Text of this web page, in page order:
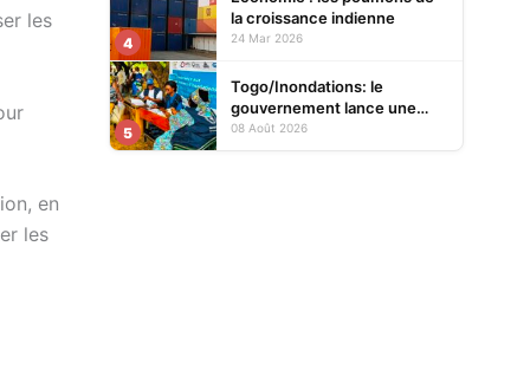
les
en
les
4
la croissance indienne
24 Mar 2026
5
Togo/Inondations: le
gouvernement lance une
opération d’assistance aux
08 Août 2026